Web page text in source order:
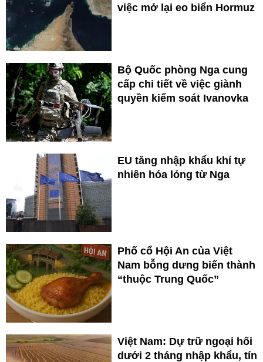
việc mở lại eo biển Hormuz
Bộ Quốc phòng Nga cung
cấp chi tiết về việc giành
quyền kiểm soát Ivanovka
EU tăng nhập khẩu khí tự
nhiên hóa lỏng từ Nga
Phố cổ Hội An của Việt
Nam bỗng dưng biến thành
“thuộc Trung Quốc”
Việt Nam: Dự trữ ngoại hối
dưới 2 tháng nhập khẩu, tín